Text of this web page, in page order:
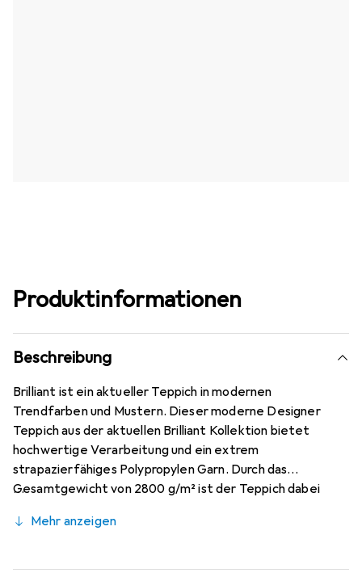
Produktinformationen
Beschreibung
Brilliant ist ein aktueller Teppich in modernen
Trendfarben und Mustern. Dieser moderne Designer
Teppich aus der aktuellen Brilliant Kollektion bietet
hochwertige Verarbeitung und ein extrem
strapazierfähiges Polypropylen Garn. Durch das
Gesamtgewicht von 2800 g/m² ist der Teppich dabei
Garn ist pflegeleicht und lässt sich einfach saugen.
nach Öko-Tex Standard 100. Die Herstellung der Brilliant
Mehr anzeigen